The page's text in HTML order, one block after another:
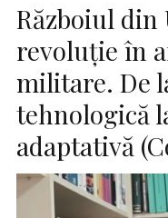
Războiul din
revoluție în
militare. De
tehnologică
adaptativă